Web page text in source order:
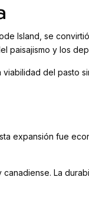
Island, se
paisajismo y los
del pasto
expansión fue
La